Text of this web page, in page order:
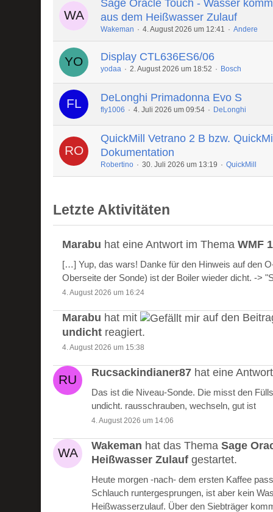
Sage Oracle Touch - Wasser
aus dem Heißwasser Zulauf
Wakeman 4. August 2026 um 12:41 Andere
Display CTL636ES6/06
yodaa 2. August 2026 um 18:52 Bosch
DeLonghi Primadonna Evo S
fly1006 4. Juli 2026 um 09:54 DeLonghi
QuickMill Vetrano 2 B bzw.
Dokumentation
Robertino 30. Juli 2026 um 13:19 QuickMill
Letzte Aktivitäten
Marabu hat eine Antwort im ThemaWMF
[…] Yup, das wars! Danke für den Hinweis auf den
Oberseite der Sonde) ist der Boiler wieder dicht. ->
4. August 2026 um 16:24
Marabu hat mit auf den
undicht reagiert.
4. August 2026 um 15:38
Rucsackindianer87 hat eine
Das ist die Niveau-Sonde. Die misst den
undicht. rausschrauben, wechseln, gut ist
4. August 2026 um 14:06
Wakeman hat das ThemaSage
Heißwasser Zulauf gestartet.
Heute morgen -nach- dem ersten Kaffee
Schlauch runtergesprungen, ist aber kein
Heißwasserzulauf. Über den Siebträger